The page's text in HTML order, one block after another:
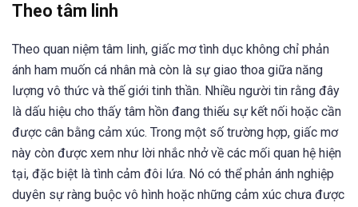
Theo tâm linh
Theo quan niệm tâm linh, giấc mơ tình dục không chỉ phản
ánh ham muốn cá nhân mà còn là sự giao thoa giữa năng
lượng vô thức và thế giới tinh thần. Nhiều người tin rằng đây
là dấu hiệu cho thấy tâm hồn đang thiếu sự kết nối hoặc cần
được cân bằng cảm xúc. Trong một số trường hợp, giấc mơ
này còn được xem như lời nhắc nhở về các mối quan hệ hiện
tại, đặc biệt là tình cảm đôi lứa. Nó có thể phản ánh nghiệp
duyên sự ràng buộc vô hình hoặc những cảm xúc chưa được